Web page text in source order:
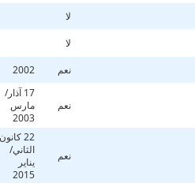
نعم 2002
نعم
17 آذار/
مارس
2003
نعم
22 كانون
الثاني/
يناير
2015